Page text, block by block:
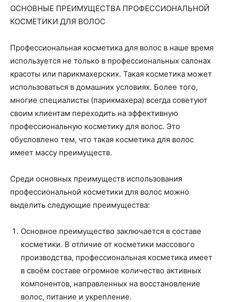
ОСНОВНЫЕ ПРЕИМУЩЕСТВА ПРОФЕССИОНАЛЬНОЙ
КОСМЕТИКИ ДЛЯ ВОЛОС
Профессиональная косметика для волос в наше время
используется не только в профессиональных салонах
красоты или парикмахерских. Такая косметика может
использоваться в домашних условиях. Более того,
многие специалисты (парикмахера) всегда советуют
своим клиентам переходить на эффективную
профессиональную косметику для волос. Это
обусловлено тем, что такая косметика для волос
имеет массу преимуществ.
Среди основных преимуществ использования
профессиональной косметики для волос можно
выделить следующие преимущества:
Основное преимущество заключается в составе
косметики. В отличие от косметики массового
производства, профессиональная косметика имеет
в своём составе огромное количество активных
компонентов, направленных на восстановление
волос, питание и укрепление.